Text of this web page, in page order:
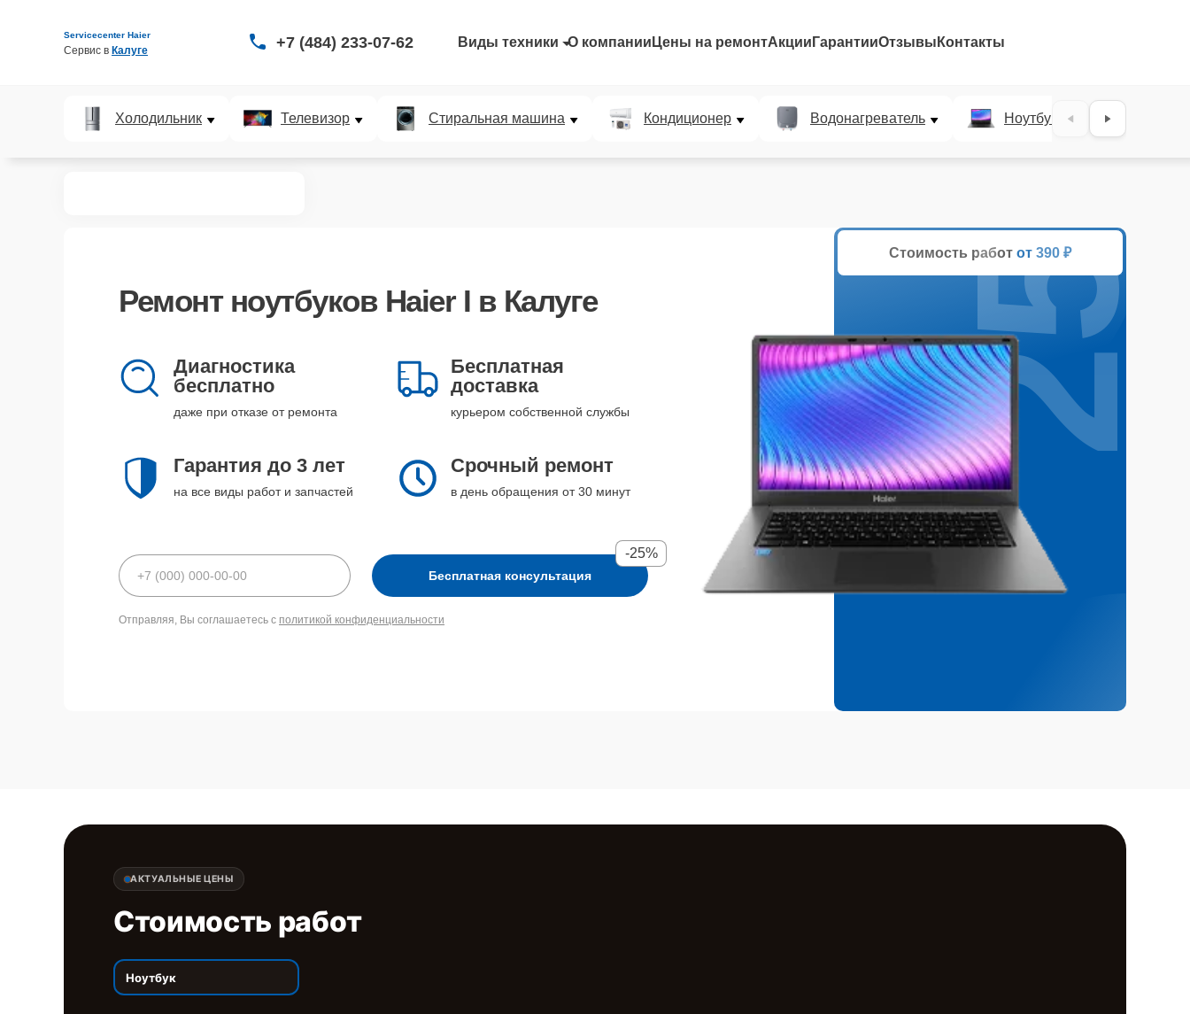
Servicecenter Haier
Сервис в Калуге +7 (484) 233-07-62 Виды техники О компании Цены на ремонтАкции ГарантииОтзывы Контакты
Холодильник Телевизор Стиральная машина Кондиционер Водонагреватель Ноутбук
Ремонт ноутбуков Haier I в Калуге
Диагностика
бесплатно
даже при отказе от ремонта
Бесплатная
доставка
курьером собственной службы
Гарантия до 3 лет
на все виды работ и запчастей
Срочный ремонт
в день обращения от 30 минут
Бесплатная консультация
-25%
Отправляя, Вы соглашаетесь с политикой конфиденциальности
Стоимость работ от 390 ₽
25%
АКТУАЛЬНЫЕ ЦЕНЫ
Стоимость работ
Ноутбук